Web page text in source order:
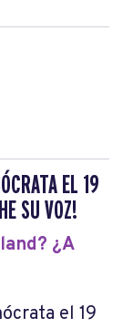
EL 19
SU VOZ!
¿A
el 19